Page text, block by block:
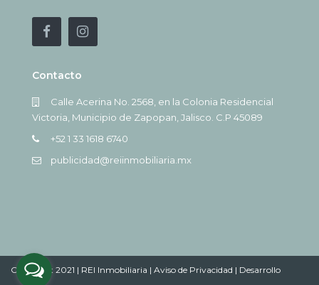
Contacto
Calle Acerina No. 2568, en la Colonia Residencial
Victoria, Municipio de Zapopan, Jalisco. C.P 45089
+52 1 33 1618 6740
publicidad@reiinmobiliaria.mx
Copyright 2021 | REI Inmobiliaria | Aviso de Privacidad | Desarrollo